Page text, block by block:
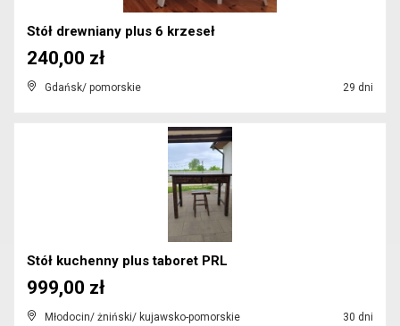
Stół drewniany plus 6 krzeseł
Gdańsk/ pomorskie 29 dni
240,00 zł
Stół kuchenny plus taboret PRL
Młodocin/ żniński/ kujawsko-pomorskie 30 dni
999,00 zł